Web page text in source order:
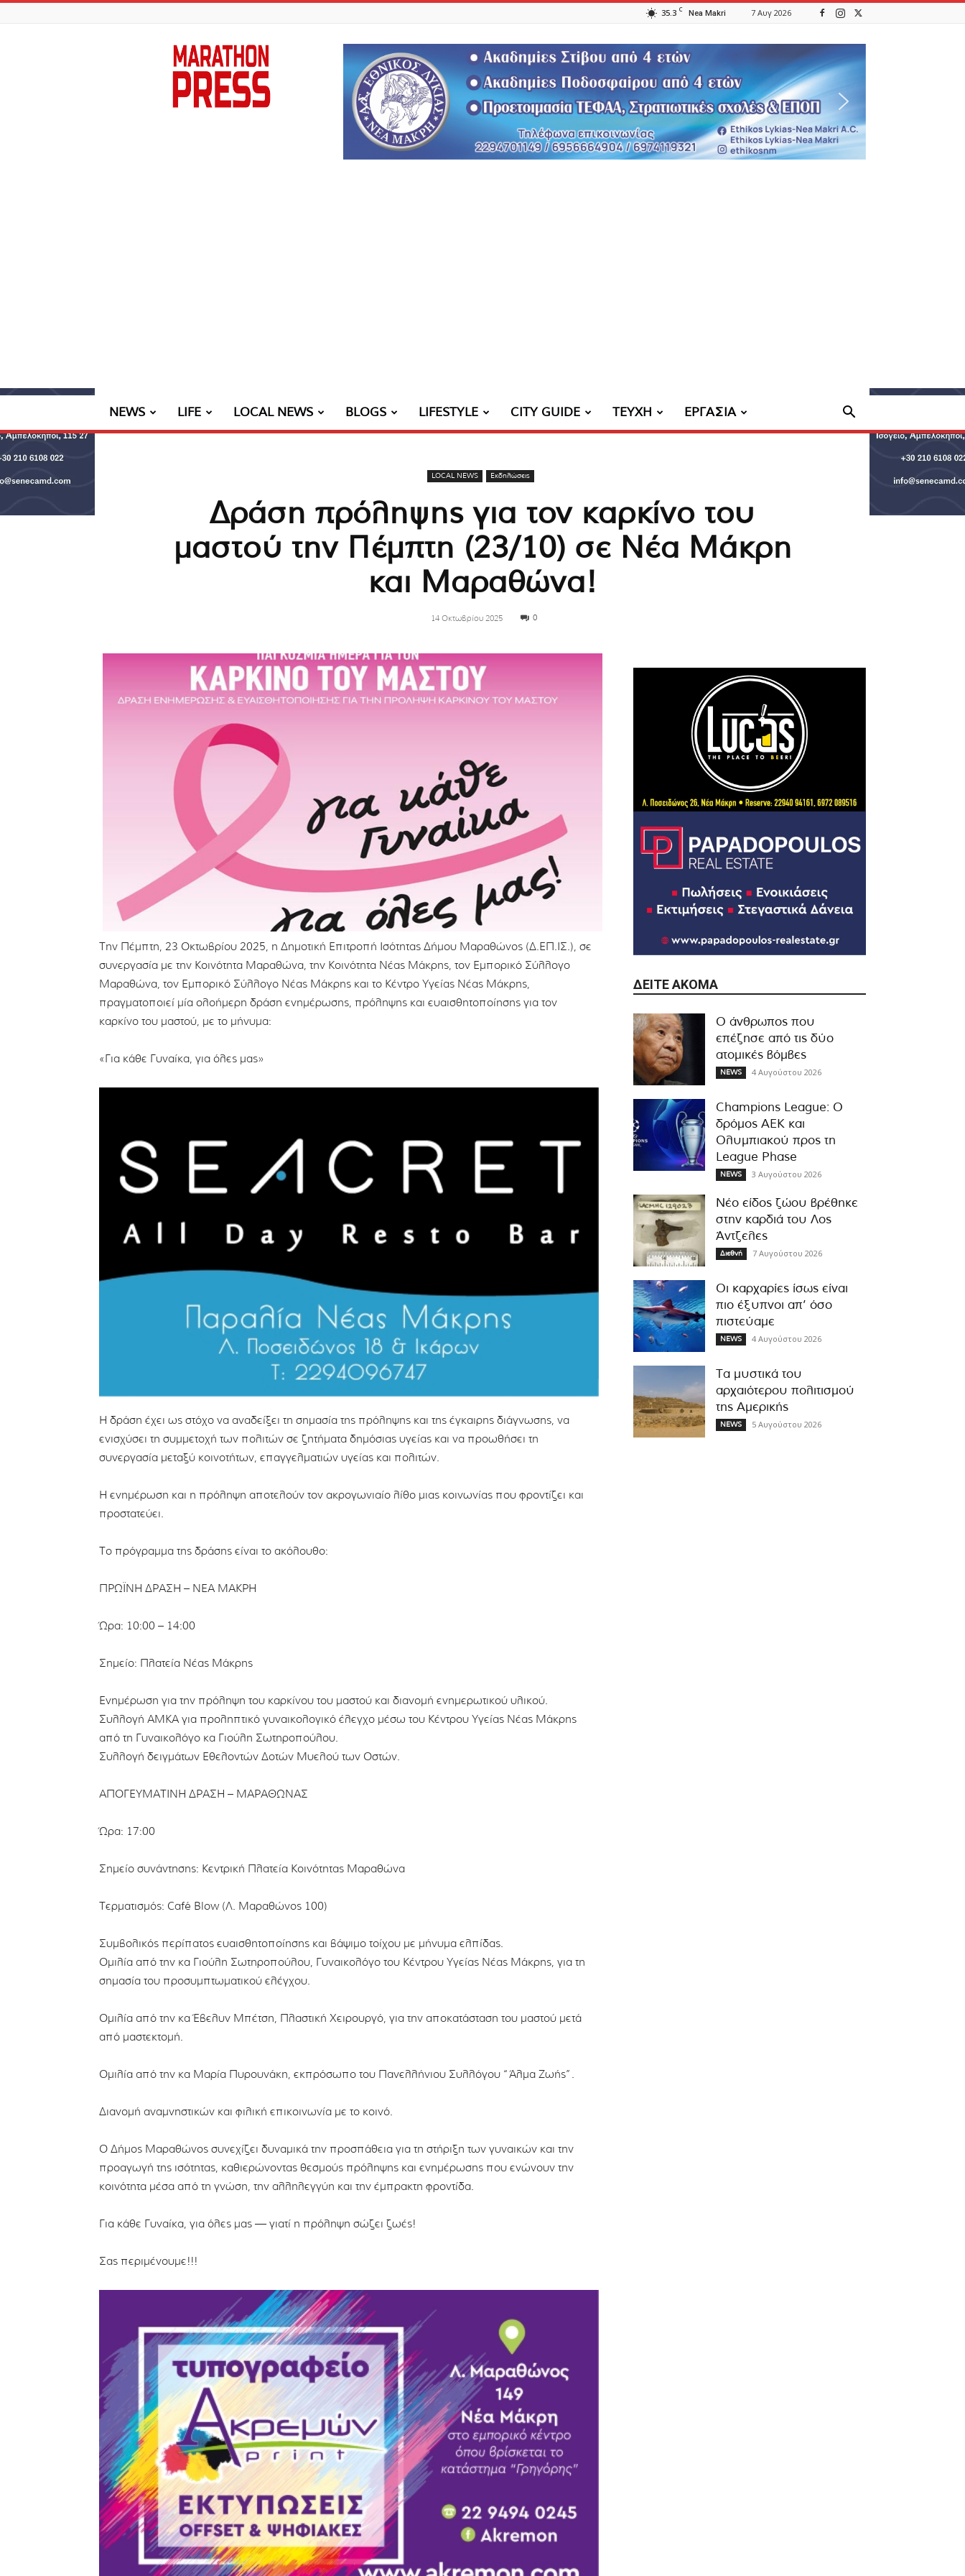
35.3 C Nea Makri 7 Αυγ 2026
Marathon
Press
NEWS LIFE LOCAL NEWS BLOGS LIFESTYLE CITY GUIDE ΤΕΥΧΗ ΕΡΓΑΣΙΑ
LOCAL NEWS Εκδηλώσεις
Δράση πρόληψης για τον καρκίνο του
μαστού την Πέμπτη (23/10) σε Νέα Μάκρη
και Μαραθώνα!
14 Οκτωβρίου 2025 0
Την Πέμπτη, 23 Οκτωβρίου 2025, η Δημοτική Επιτροπή Ισότητας Δήμου Μαραθώνος (Δ.ΕΠ.ΙΣ.), σε
συνεργασία με την Κοινότητα Μαραθώνα, την Κοινότητα Νέας Μάκρης, τον Εμπορικό Σύλλογο
Μαραθώνα, τον Εμπορικό Σύλλογο Νέας Μάκρης και το Κέντρο Υγείας Νέας Μάκρης,
πραγματοποιεί μία ολοήμερη δράση ενημέρωσης, πρόληψης και ευαισθητοποίησης για τον
καρκίνο του μαστού, με το μήνυμα:
«Για κάθε Γυναίκα, για όλες μας»
Η δράση έχει ως στόχο να αναδείξει τη σημασία της πρόληψης και της έγκαιρης διάγνωσης, να
ενισχύσει τη συμμετοχή των πολιτών σε ζητήματα δημόσιας υγείας και να προωθήσει τη
συνεργασία μεταξύ κοινοτήτων, επαγγελματιών υγείας και πολιτών.
Η ενημέρωση και η πρόληψη αποτελούν τον ακρογωνιαίο λίθο μιας κοινωνίας που φροντίζει και
προστατεύει.
Το πρόγραμμα της δράσης είναι το ακόλουθο:
ΠΡΩΪΝΗ ΔΡΑΣΗ – ΝΕΑ ΜΑΚΡΗ
Ώρα: 10:00 – 14:00
Σημείο: Πλατεία Νέας Μάκρης
Ενημέρωση για την πρόληψη του καρκίνου του μαστού και διανομή ενημερωτικού υλικού.
Συλλογή ΑΜΚΑ για προληπτικό γυναικολογικό έλεγχο μέσω του Κέντρου Υγείας Νέας Μάκρης
από τη Γυναικολόγο κα Γιούλη Σωτηροπούλου.
Συλλογή δειγμάτων Εθελοντών Δοτών Μυελού των Οστών.
ΑΠΟΓΕΥΜΑΤΙΝΗ ΔΡΑΣΗ – ΜΑΡΑΘΩΝΑΣ
Ώρα: 17:00
Σημείο συνάντησης: Κεντρική Πλατεία Κοινότητας Μαραθώνα
Τερματισμός: Café Blow (Λ. Μαραθώνος 100)
Συμβολικός περίπατος ευαισθητοποίησης και βάψιμο τοίχου με μήνυμα ελπίδας.
Ομιλία από την κα Γιούλη Σωτηροπούλου, Γυναικολόγο του Κέντρου Υγείας Νέας Μάκρης, για τη
σημασία του προσυμπτωματικού ελέγχου.
Ομιλία από την κα Έβελυν Μπέτση, Πλαστική Χειρουργό, για την αποκατάσταση του μαστού μετά
από μαστεκτομή.
Ομιλία από την κα Μαρία Πυρουνάκη, εκπρόσωπο του Πανελλήνιου Συλλόγου “Άλμα Ζωής”.
Διανομή αναμνηστικών και φιλική επικοινωνία με το κοινό.
Ο Δήμος Μαραθώνος συνεχίζει δυναμικά την προσπάθεια για τη στήριξη των γυναικών και την
προαγωγή της ισότητας, καθιερώνοντας θεσμούς πρόληψης και ενημέρωσης που ενώνουν την
κοινότητα μέσα από τη γνώση, την αλληλεγγύη και την έμπρακτη φροντίδα.
Για κάθε Γυναίκα, για όλες μας — γιατί η πρόληψη σώζει ζωές!
Σας περιμένουμε!!!
ΔΕΊΤΕ ΑΚΌΜΑ
Ο άνθρωπος που
επέζησε από τις δύο
ατομικές βόμβες
NEWS 4 Αυγούστου 2026
Champions League: Ο
δρόμος ΑΕΚ και
Ολυμπιακού προς τη
League Phase
NEWS 3 Αυγούστου 2026
Νέο είδος ζώου βρέθηκε
στην καρδιά του Λος
Άντζελες
Διεθνή 7 Αυγούστου 2026
Οι καρχαρίες ίσως είναι
πιο έξυπνοι απ’ όσο
πιστεύαμε
NEWS 4 Αυγούστου 2026
Τα μυστικά του
αρχαιότερου πολιτισμού
της Αμερικής
NEWS 5 Αυγούστου 2026